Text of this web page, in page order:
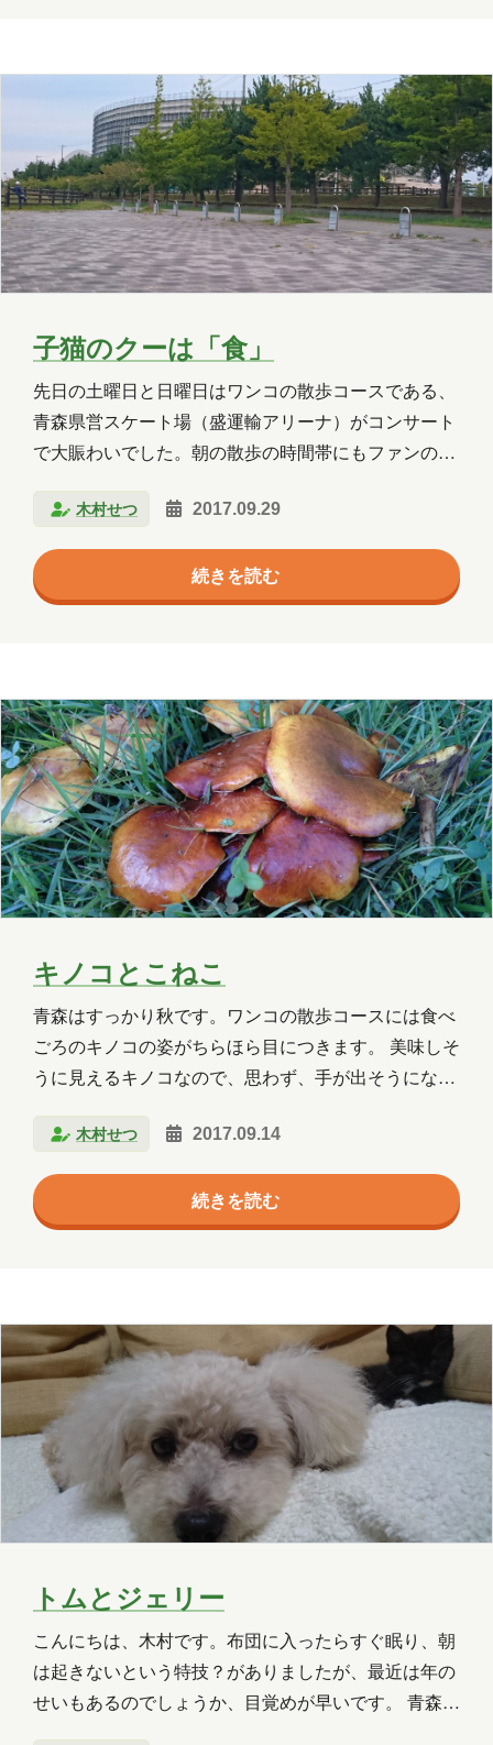
秋元
木村Y 進藤
部屋と思っているのでしょう。パパの煙草とクーのト
イレは扱いが一緒です。どちらも、毎日、綺麗に掃除
子猫のクーは「食」
先日の土曜日と日曜日はワンコの散歩コースである、
青森県営スケート場（盛運輸アリーナ）がコンサート
で大賑わいでした。朝の散歩の時間帯にもファンの方
GENERATIONS コンサートは始まった３時過ぎに青
森県営スケート場に隣接している公園を散歩している
と、コンサートの音が鳴り響いていました。なんだか
楽しい気分になりました。コンサートの様子が外に響
した。かっこいい字は「空」なのでしょうが、あいつ
は「食」でしょう。食べても食べても食べる。お腹に
風船が入っているのか…
木村せつ 2017.09.29
続きを読む
キノコとこねこ
青森はすっかり秋です。ワンコの散歩コースには食べ
ごろのキノコの姿がちらほら目につきます。 美味しそ
うに見えるキノコなので、思わず、手が出そうになり
じっと我慢しています。 ビニール袋いっぱいに収穫さ
れている方もいますので、美味しいキノコなのだろう
とヤキモキします。 七夕に我が家にやってきた猫さん
は、すっかり飼い猫としての生活を満喫しているのか
のですが、とにかく、台所の生ごみが好きなようで
す。 数日前は、鶏の骨を食べたらしく、喉に引っかか
り、苦しそうに、…
木村せつ 2017.09.14
続きを読む
トムとジェリー
こんにちは、木村です。布団に入ったらすぐ眠り、朝
は起きないという特技？がありましたが、最近は年の
せいもあるのでしょうか、目覚めが早いです。 青森県